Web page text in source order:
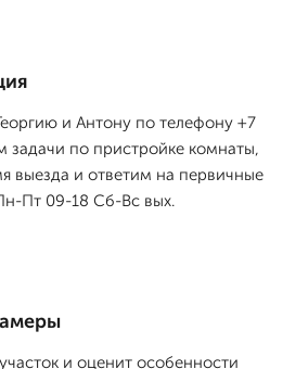
и Антону по телефону +7
задачи по пристройке комнаты,
выезда и ответим на первичные
Пт 09-18 Сб-Вс вых.
и оценит особенности